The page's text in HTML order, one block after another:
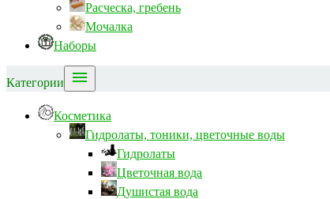
Расческа, гребень
Мочалка
Наборы
Категории 
Косметика
Гидролаты, тоники, цветочные воды
Гидролаты
Цветочная вода
Душистая вода